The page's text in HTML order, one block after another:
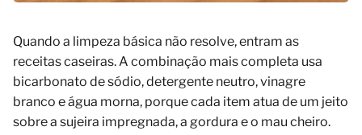
Quando a limpeza básica não resolve, entram as
receitas caseiras. A combinação mais completa usa
bicarbonato de sódio, detergente neutro, vinagre
branco e água morna, porque cada item atua de um jeito
sobre a sujeira impregnada, a gordura e o mau cheiro.